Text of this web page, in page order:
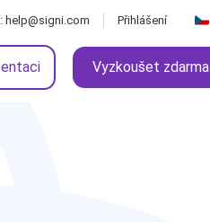
Vyzkoušet zdarma
help@signi.com Přihlášení